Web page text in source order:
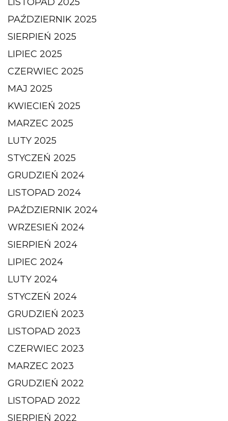
PAŹDZIERNIK 2025
SIERPIEŃ 2025
LIPIEC 2025
CZERWIEC 2025
MAJ 2025
KWIECIEŃ 2025
MARZEC 2025
LUTY 2025
STYCZEŃ 2025
GRUDZIEŃ 2024
LISTOPAD 2024
PAŹDZIERNIK 2024
WRZESIEŃ 2024
SIERPIEŃ 2024
LIPIEC 2024
LUTY 2024
STYCZEŃ 2024
GRUDZIEŃ 2023
LISTOPAD 2023
CZERWIEC 2023
MARZEC 2023
GRUDZIEŃ 2022
LISTOPAD 2022
SIERPIEŃ 2022